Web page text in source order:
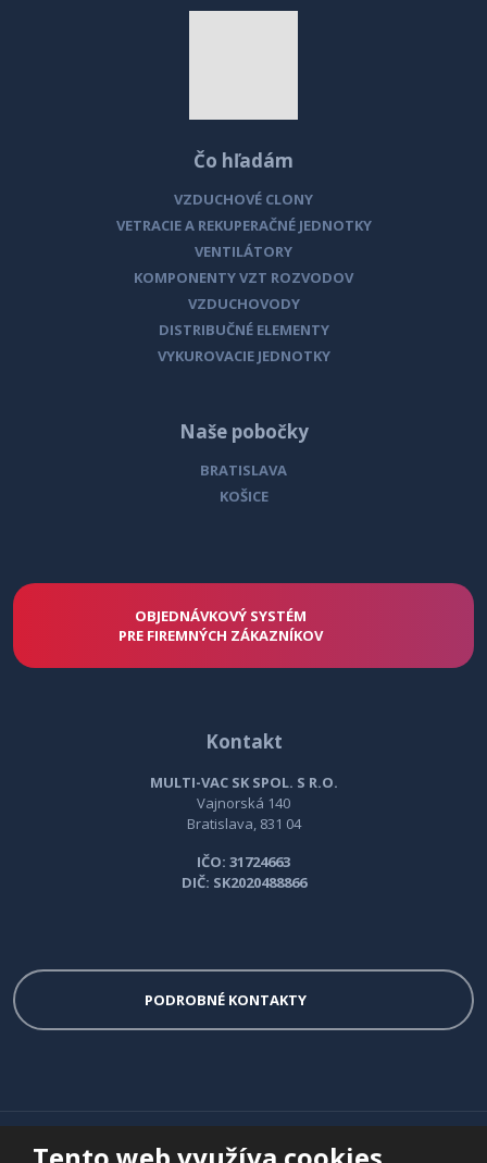
Čo hľadám
VZDUCHOVÉ CLONY
VETRACIE A REKUPERAČNÉ JEDNOTKY
VENTILÁTORY
KOMPONENTY VZT ROZVODOV
VZDUCHOVODY
DISTRIBUČNÉ ELEMENTY
VYKUROVACIE JEDNOTKY
Naše pobočky
BRATISLAVA
KOŠICE
OBJEDNÁVKOVÝ SYSTÉM
PRE FIREMNÝCH ZÁKAZNÍKOV
Kontakt
MULTI-VAC SK SPOL. S R.O.
Vajnorská 140
Bratislava, 831 04
IČO: 31724663
DIČ: SK2020488866
PODROBNÉ KONTAKTY
© 2026 Multi-VAC spol. s r.o. - všetky práva vyhradené